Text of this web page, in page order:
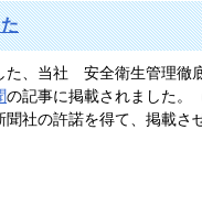
た、当社 安全衛生管理徹
の記事に掲載されました。
社の許諾を得て、掲載さ